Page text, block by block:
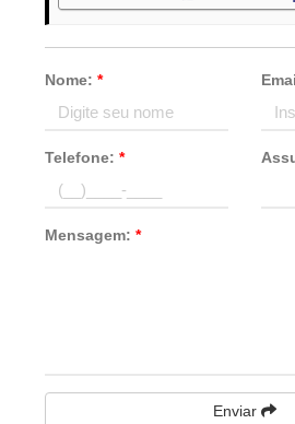
Nome:*
Telefone:*
Mensagem:*
Enviar